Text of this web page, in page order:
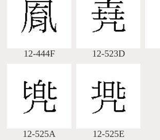
12-444F 12-523D
12-525A 12-525E